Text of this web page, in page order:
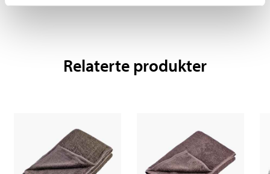
Relaterte produkter